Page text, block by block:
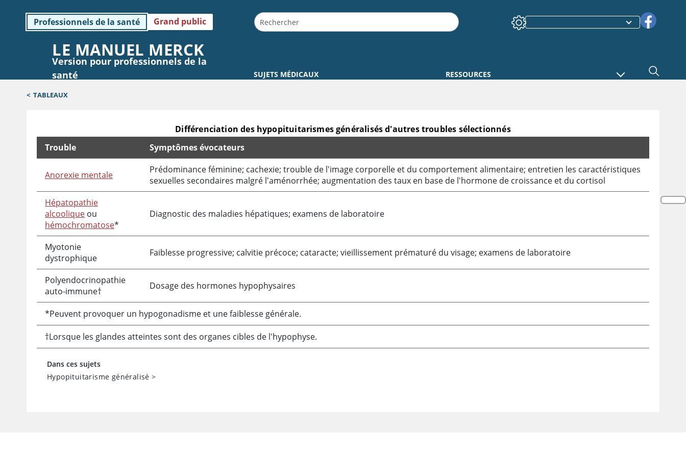
Professionnels de la santé Grand public
LE MANUEL MERCK
Version pour professionnels de la
santé
SUJETS MÉDICAUX RESSOURCES
< TABLEAUX
Différenciation des hypopituitarismes généralisés d'autres troubles sélectionnés
Différenciation des hypopituitarismes généralisés d'autres troubles sélectionnés
Trouble Symptômes évocateurs
Anorexie mentale
Prédominance féminine; cachexie; trouble de l'image corporelle et du comportement alimentaire; entretien les caractéristiques
sexuelles secondaires malgré l'aménorrhée; augmentation des taux en base de l'hormone de croissance et du cortisol
Hépatopathie
alcoolique ou
hémochromatose*
Diagnostic des maladies hépatiques; examens de laboratoire
Myotonie
dystrophique
Faiblesse progressive; calvitie précoce; cataracte; vieillissement prématuré du visage; examens de laboratoire
Polyendocrinopathie
auto-immune†
Dosage des hormones hypophysaires
*Peuvent provoquer un hypogonadisme et une faiblesse générale.
†Lorsque les glandes atteintes sont des organes cibles de l'hypophyse.
Dans ces sujets
Hypopituitarisme généralisé >